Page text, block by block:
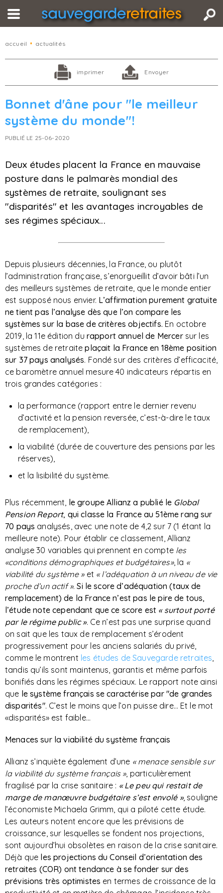
accueil • actualités
imprimer Envoyer
Bonnet d'âne pour "le meilleur
système du monde"!
PUBLIÉ LE 25-06-2020
Deux études placent la France en mauvaise
posture dans le palmarès mondial des
systèmes de retraite, soulignant ses
"disparités" et les avantages incroyables de
ses régimes spéciaux...
Depuis plusieurs décennies, la France, ou plutôt
l’administration française, s’enorgueillit d’avoir bâti l’un
des meilleurs systèmes de retraite, que le monde entier
est supposé nous envier. L’affirmation purement gratuite
ne tient pas l’analyse dès que l’on compare les
systèmes sur la base de critères objectifs. En octobre
2019, la 11e édition du rapport annuel de Mercersur les
systèmes de retraiteplaçait la France en 18ème position
sur 37 pays analysés. Fondé sur des critères d’efficacité,
ce baromètre annuel mesure 40 indicateurs répartis en
trois grandes catégories :
la performance (rapport entre le dernier revenu
d’activité et la pension reversée, c’est-à-dire le taux
de remplacement),
la viabilité (durée de couverture des pensions par les
réserves),
et la lisibilité du système.
Plus récemment, le groupe Allianz a publié le Global
Pension Report, qui classe la France au 51ème rang sur
70 pays analysés, avec une note de 4,2 sur 7 (1 étant la
meilleure note). Pour établir ce classement, Allianz
analyse 30 variables qui prennent en compte les
«conditions démographiques et budgétaires», la «
viabilité du système »et « l’adéquation à un niveau de vie
proche d’un actif ».Si le score d’adéquation (taux de
remplacement) de la France n’est pas le pire de tous,
l’étude note cependant que ce score est « surtout porté
par le régime public ». Ce n’est pas une surprise quand
on sait que les taux de remplacement s’érodent
progressivement pour les anciens salariés du privé,
comme le montrent les études de Sauvegarde retraites,
tandis qu’ils sont maintenus, garantis et même parfois
bonifiés dans les régimes spéciaux. Le rapport note ainsi
que le système français se caractérise par "de grandes
disparités". C’est le moins que l’on puisse dire… Et le mot
«disparités» est faible…
Menaces sur la viabilité du système français
Allianz s’inquiète également d’une « menace sensible sur
la viabilité du système français », particulièrement
fragilisé par la crise sanitaire : « Le peu qui restait de
marge de manœuvre budgétaire s’est envolé », souligne
l’économiste Michaela Grimm, qui a piloté cette étude.
Les auteurs notent encore que les prévisions de
croissance, sur lesquelles se fondent nos projections,
sont aujourd’hui obsolètes en raison de la crise sanitaire.
Déjà que les projections du Conseil d’orientation des
retraites (COR) ont tendance à se fonder sur des
prévisions très optimistes en termes de croissance de la